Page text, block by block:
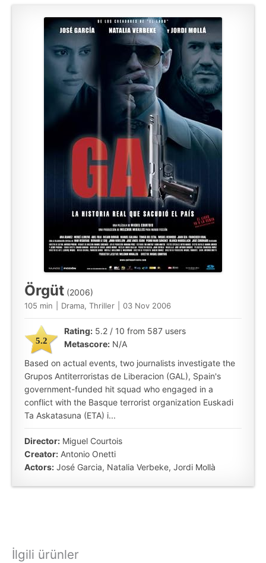
Örgüt (2006)
105 min Drama, Thriller 03 Nov 2006
5.2
Rating: 5.2 / 10 from 587 users
Metascore: N/A
Based on actual events, two journalists investigate the
Grupos Antiterroristas de Liberacion (GAL), Spain's
government-funded hit squad who engaged in a
conflict with the Basque terrorist organization Euskadi
Ta Askatasuna (ETA) i...
Director: Miguel Courtois
Creator: Antonio Onetti
Actors: José Garcia, Natalia Verbeke, Jordi Mollà
İlgili ürünler